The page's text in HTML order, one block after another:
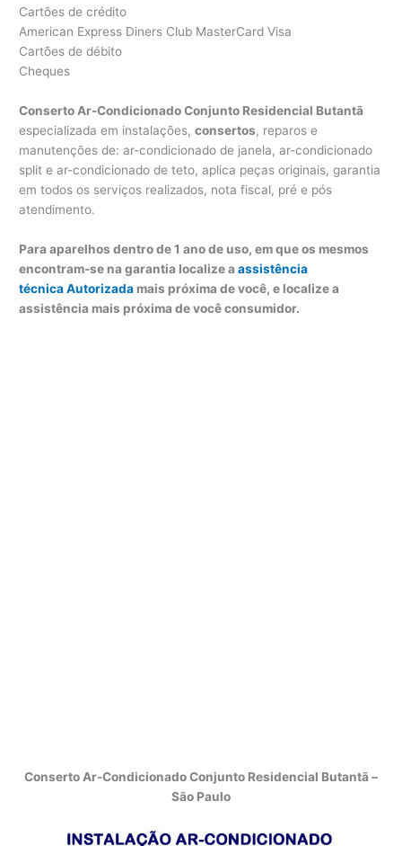
Cartões de crédito
American Express Diners Club MasterCard Visa
Cartões de débito
Cheques
Conserto Ar-Condicionado Conjunto Residencial Butantã
especializada em instalações,consertos, reparos e
manutenções de: ar-condicionado de janela, ar-condicionado
split e ar-condicionado de teto, aplica peças originais, garantia
em todos os serviços realizados, nota fiscal, pré e pós
atendimento.
Para aparelhos dentro de 1 ano de uso, em que os mesmos
encontram-se na garantia localize aassistência
técnica Autorizada mais próxima de você, e localize a
assistência mais próxima de você consumidor.
Conserto Ar-Condicionado Conjunto Residencial Butantã –
São Paulo